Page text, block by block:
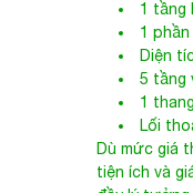
1
Diện
5 tầng
1
Lối
Dù mức giá
tiện ích và
đầy lý tưởng